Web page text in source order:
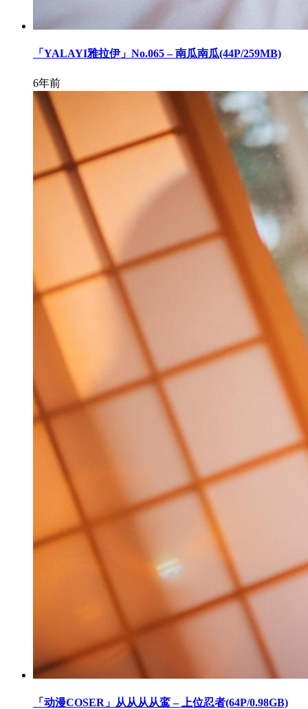
「YALAYI雅拉伊」No.065 – 南瓜南瓜(44P/259MB)
6年前
「动漫COSER」从从从从鸾 – 上位忍者(64P/0.98GB)